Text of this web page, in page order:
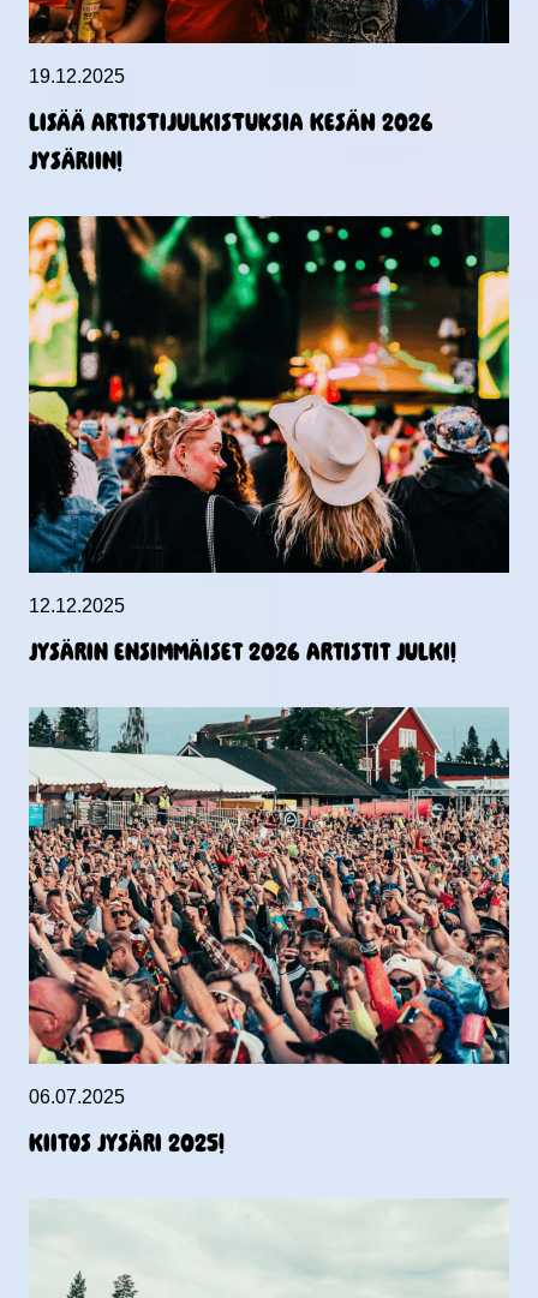
19.12.2025
Lisää artistijulkistuksia kesän 2026
Jysäriin!
12.12.2025
JYSÄRIN ENSIMMÄISET 2026 ARTISTIT JULKI!
06.07.2025
KIITOS JYSÄRI 2025!